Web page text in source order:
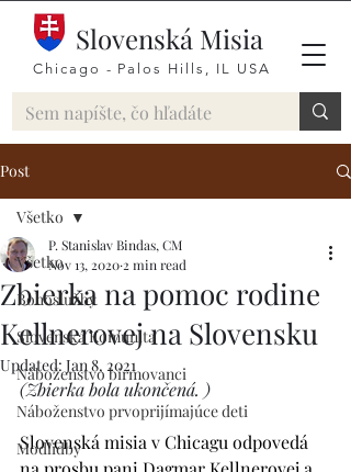
Slovenská Misia
Chicago - Palos Hills, IL USA
Post
Všetko
Bohoslužby
Slovenská Komunita
Náboženstvo birmovanci
Náboženstvo prvoprijímajúce deti
Modlidby
Všetko
Zbierka na pomoc rodine
Kellnerovej na Slovensku
P. Stanislav Bindas, CM
Nov 13, 2020 2 min read
Updated: Jan 8, 2021
(Zbierka bola ukončená. )
Slovenská misia v Chicagu odpovedá